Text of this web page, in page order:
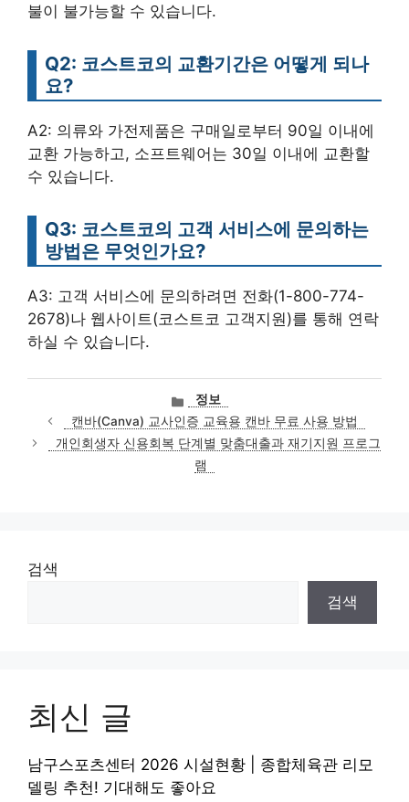
불이 불가능할 수 있습니다.
Q2: 코스트코의 교환기간은 어떻게 되나
요?
A2: 의류와 가전제품은 구매일로부터 90일 이내에
교환 가능하고, 소프트웨어는 30일 이내에 교환할
수 있습니다.
Q3: 코스트코의 고객 서비스에 문의하는
방법은 무엇인가요?
A3: 고객 서비스에 문의하려면 전화(1-800-774-
2678)나 웹사이트(코스트코 고객지원)를 통해 연락
하실 수 있습니다.
카
테
고
리
정보
캔바(Canva) 교사인증 교육용 캔바 무료 사용 방법
개인회생자 신용회복 단계별 맞춤대출과 재기지원 프로그
램
검색
검색
최신 글
남구스포츠센터 2026 시설현황 | 종합체육관 리모
델링 추천! 기대해도 좋아요